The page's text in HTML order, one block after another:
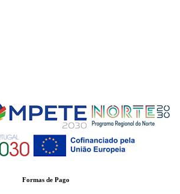
Formas de Pago